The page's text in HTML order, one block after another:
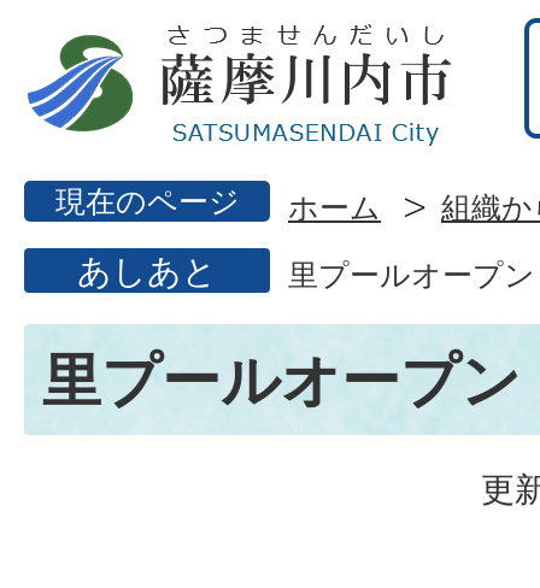
現在のページ ホーム 組織
あしあと 里プールオープン
里プールオープン
更